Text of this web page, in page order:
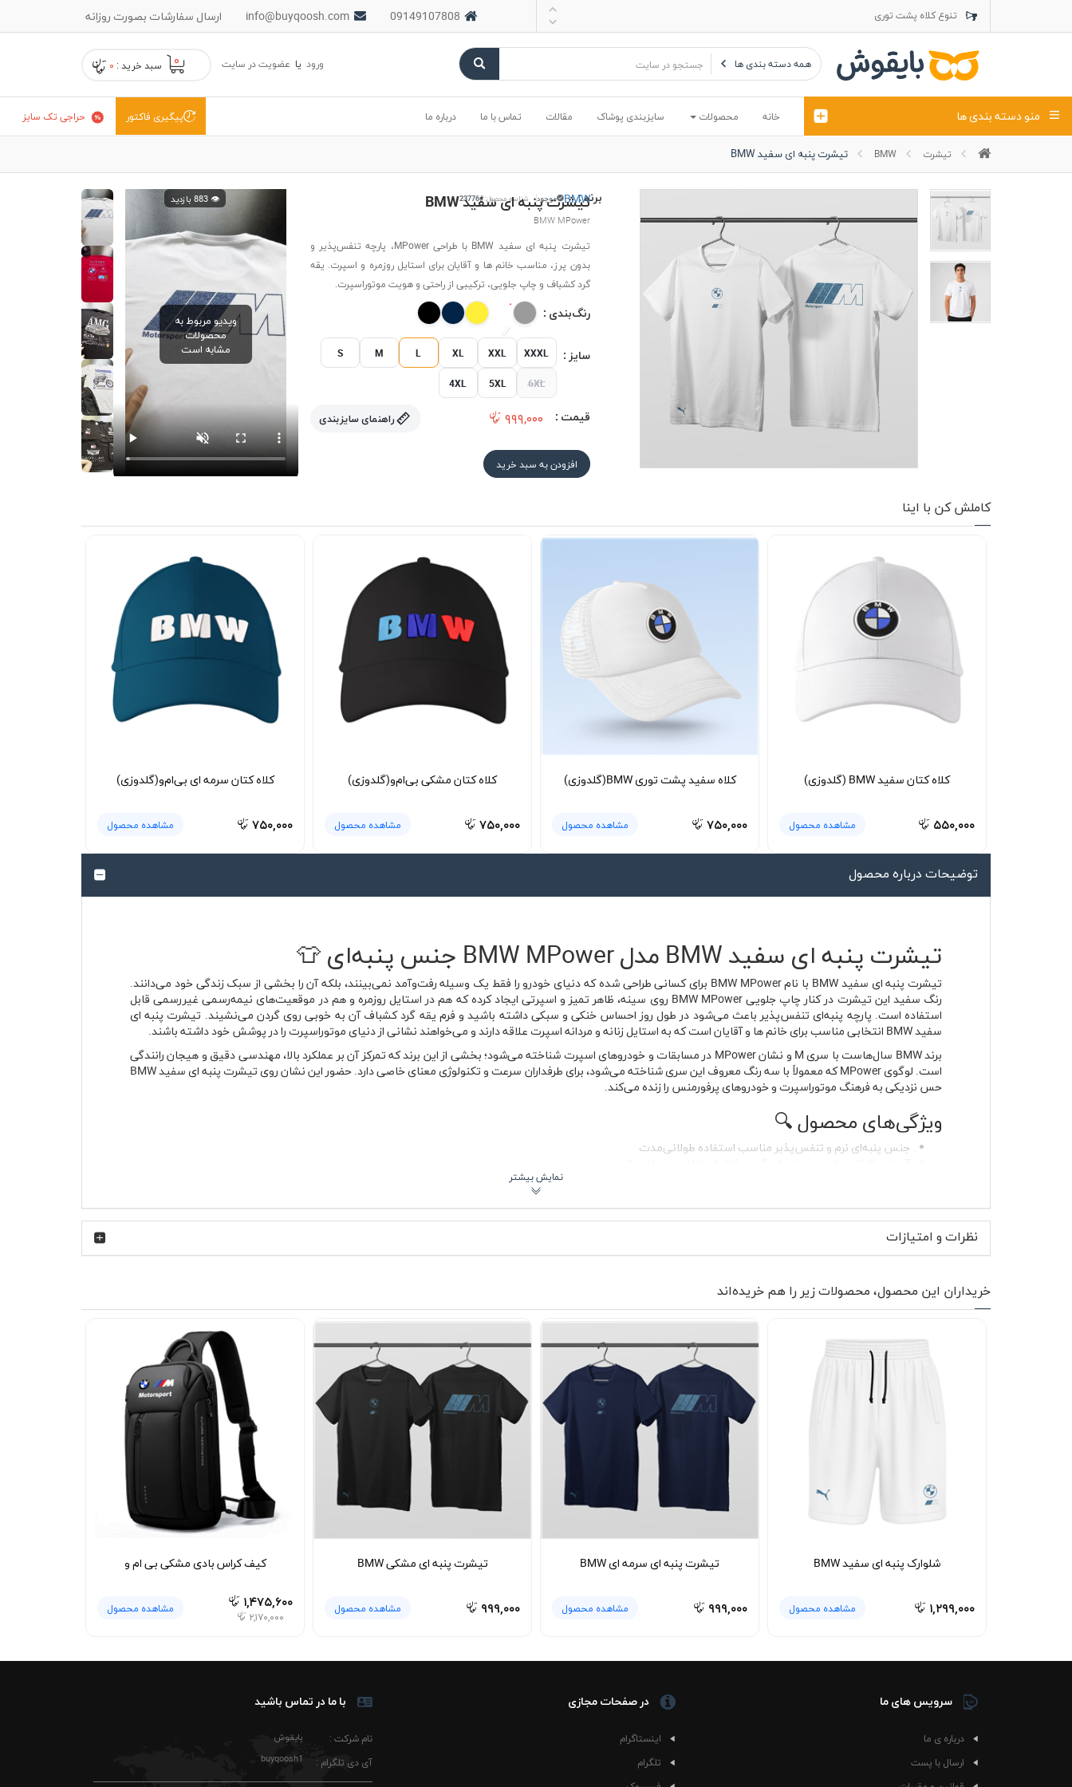
تنوع کلاه پشت توری
تنوع کلاه کتان
تنوع تراول ماک
ارسال سفارشات بصورت روزانه info@buyqoosh.com 09149107808
همه دسته بندی ها ۰ سبد خرید : ۰ ورود یا عضویت در سایت
حراجی تک سایز پیگیری فاکتور خانه محصولات سایزبندی پوشاک مقالات تماس با ما درباره ما منو دسته بندی ها
پولوشرت آستین بلند
گردنی کلاه شو
تیشرت BMW تیشرت پنبه ای سفید BMW
تیشرت پنبه ای سفید BMW
BMW MPower
برند :BMW موجود شناسه محصول:#23776
تیشرت پنبه ای سفید BMW با طراحی MPower، پارچه تنفس‌پذیر و
بدون پرز، مناسب خانم ها و آقایان برای استایل روزمره و اسپرت. یقه
گرد کشباف و چاپ جلویی، ترکیبی از راحتی و هویت موتوراسپرت.
رنگ‌بندی :
سایز : S M L XL XXL XXXL
4XL 5XL 6XL
قیمت : ۹۹۹,۰۰۰ راهنمای سایزبندی
افزودن به سبد خرید
👁️ 883 بازدید
ویدیو مربوط به
محصولات
مشابه است
کاملش کن با اینا
کلاه کتان سفید BMW (گلدوزی)
۵۵۰,۰۰۰ مشاهده محصول
کلاه سفید پشت توری BMW(گلدوزی)
۷۵۰,۰۰۰ مشاهده محصول
کلاه کتان مشکی بی‌ام‌و(گلدوزی)
۷۵۰,۰۰۰ مشاهده محصول
کلاه کتان سرمه ای بی‌ام‌و(گلدوزی)
۷۵۰,۰۰۰ مشاهده محصول
توضیحات درباره محصول
تیشرت پنبه ای سفید BMW مدل BMW MPower جنس پنبه‌ای 👕
تیشرت پنبه ای سفید BMW با نام BMW MPower برای کسانی طراحی شده که دنیای خودرو را فقط یک وسیله رفت‌وآمد نمی‌بینند، بلکه آن را بخشی از سبک زندگی خود می‌دانند.
رنگ سفید این تیشرت در کنار چاپ جلویی BMW MPower روی سینه، ظاهر تمیز و اسپرتی ایجاد کرده که هم در استایل روزمره و هم در موقعیت‌های نیمه‌رسمی غیررسمی قابل
استفاده است. پارچه پنبه‌ای تنفس‌پذیر باعث می‌شود در طول روز احساس خنکی و سبکی داشته باشید و فرم یقه گرد کشباف آن به خوبی روی گردن می‌نشیند. تیشرت پنبه ای
سفید BMW انتخابی مناسب برای خانم ها و آقایان است که به استایل زنانه و مردانه اسپرت علاقه دارند و می‌خواهند نشانی از دنیای موتوراسپرت را در پوشش خود داشته باشند.
برند BMW سال‌هاست با سری M و نشان MPower در مسابقات و خودروهای اسپرت شناخته می‌شود؛ بخشی از این برند که تمرکز آن بر عملکرد بالا، مهندسی دقیق و هیجان رانندگی
است. لوگوی MPower که معمولاً با سه رنگ معروف این سری شناخته می‌شود، برای طرفداران سرعت و تکنولوژی معنای خاصی دارد. حضور این نشان روی تیشرت پنبه ای سفید BMW
حس نزدیکی به فرهنگ موتوراسپرت و خودروهای پرفورمنس را زنده می‌کند.
ویژگی‌های محصول 🔍
جنس پنبه‌ای نرم و تنفس‌پذیر مناسب استفاده طولانی‌مدت
بدون پرزدهی و بدون آب‌رفت در صورت شستشوی صحیح
مناسب استفاده مشترک برای خانم ها و آقایان
دوخت منظم و فرم آزاد برای راحتی بیشتر در استایل روزمره
گرفته و اندازه آن به‌گونه‌ای است که به‌خوبی دیده می‌شود اما ظاهر لباس را شلوغ نمی‌کند. این تعادل در طراحی باعث شده هم برای استایل اسپرت و هم برای ترکیب با آیتم‌های
ساده‌تر مناسب باشد.
موارد استفاده و استایل پیشنهادی 🚗
تیشرت پنبه ای سفید BMW را می‌توانید با شلوار جین آبی یا مشکی برای یک استایل روزمره کلاسیک ست کنید. اگر به استایل نیمه‌رسمی علاقه دارید، ترکیب آن با کت جین یا کت
تک اسپرت جلوه جذابی ایجاد می‌کند. در روزهای خنک‌تر سال هم این تیشرت سفید به‌عنوان لایه زیرین زیر کاپشن چرمی یا سویشرت جلوه فوق‌العاده‌ای دارد، چون رنگ سفید
به‌راحتی با اغلب رنگ‌ها هماهنگ می‌شود. برای طرفداران خودروهای BMW، پوشیدن مدل BMW MPower در دورهمی‌های دوستانه، نمایشگاه‌های خودرو یا حتی قرارهای غیررسمی،
حال‌وهوای مشترکی با دیگر علاقه‌مندان این برند ایجاد می‌کند.
برای حفظ کیفیت پارچه پنبه‌ای و دوام چاپ جلویی، شستشوی تیشرت با آب سرد توصیه می‌شود. بهتر است لباس را پشت‌ورو بشویید تا سطح چاپ کمتر در معرض سایش قرار
بگیرد. از استفاده از شوینده‌های قوی و خشک‌کن با حرارت بالا خودداری کنید تا بافت پارچه و فرم یقه گرد کشباف دچار تغییر نشود. رعایت این نکات ساده کمک می‌کند تیشرت پنبه
نظرات و امتیازات
خریداران این محصول، محصولات زیر را هم خریده‌اند
شلوارک پنبه ای سفید BMW
۱,۲۹۹,۰۰۰ مشاهده محصول
تیشرت پنبه ای سرمه ای BMW
۹۹۹,۰۰۰ مشاهده محصول
تیشرت پنبه ای مشکی BMW
۹۹۹,۰۰۰ مشاهده محصول
کیف کراس بادی مشکی بی ام و
۱,۴۷۵,۶۰۰
۲,۱۷۰,۰۰۰
مشاهده محصول
سرویس های ما
درباره ی ما
ارسال با پست
در صفحات مجازی
اینستاگرام
تلگرام
با ما در تماس باشید
نام شرکت :
آی دی تلگرام :
بایقوش
buyqoosh1